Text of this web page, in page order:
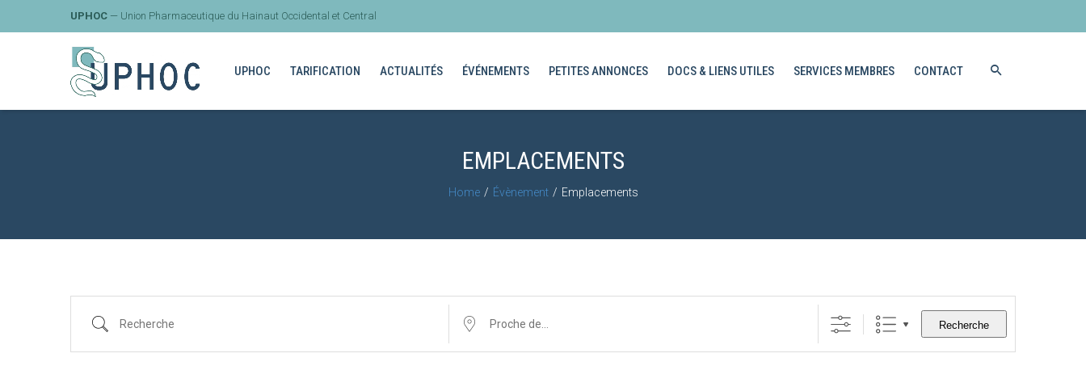
UPHOC — Union Pharmaceutique du Hainaut Occidental et Central
UPHOC TARIFICATION ACTUALITÉS ÉVÉNEMENTS PETITES ANNONCES DOCS & LIENS UTILES SERVICES MEMBRES CONTACT
EMPLACEMENTS
Home Évènement Emplacements
de…
Recherche